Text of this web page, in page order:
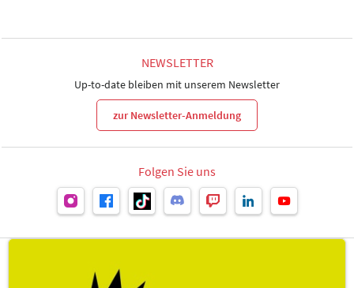
NEWSLETTER
Up-to-date bleiben mit unserem Newsletter
zur Newsletter-Anmeldung
Folgen Sie uns